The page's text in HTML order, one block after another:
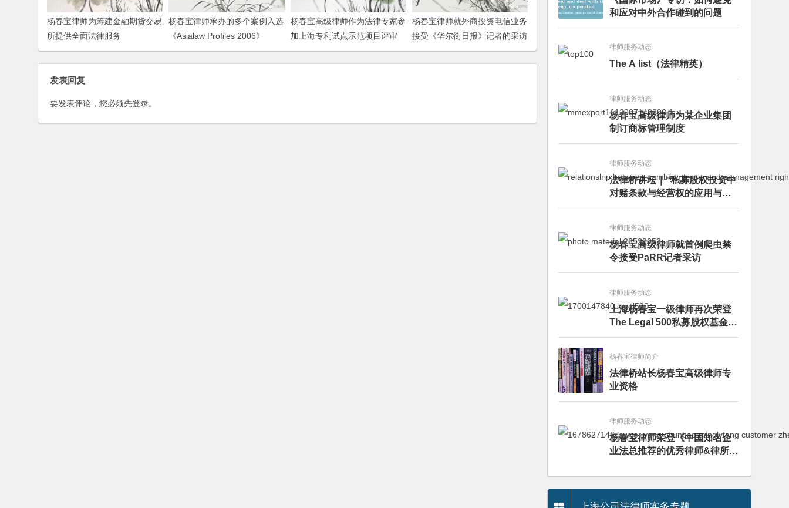
杨春宝律师为筹建金融期货交易
所提供全面法律服务
杨春宝律师承办的多个案例入选
《Asialaw Profiles 2006》
杨春宝高级律师作为法律专家参
加上海专利试点示范项目评审
杨春宝律师就外商投资电信业务
接受《华尔街日报》记者的采访
发表回复
要发表评论，您必须先登录。
和应对中外合作碰到的问题
律师服务动态
The A list（法律精英）
律师服务动态
杨春宝高级律师为某企业集团
制订商标管理制度
律师服务动态
法律桥讲坛｜“私募股权投资中
对赌条款与经营权的应用与案
例分析”讲座成功举办
律师服务动态
杨春宝高级律师就首例爬虫禁
令接受PaRR记者采访
律师服务动态
上海杨春宝一级律师再次荣登
The Legal 500私募股权基金律
师榜单
杨春宝律师简介
法律桥站长杨春宝高级律师专
业资格
律师服务动态
杨春宝律师荣登《中国知名企
业法总推荐的优秀律师&律所》